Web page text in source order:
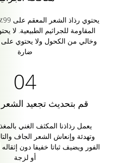
المقاومة للجراثيم الطبيعية. لا
وخالي من الكحول ولا يحتوي على
ضارة
قم بتحديث تجعيد
يعمل رذاذنا المكثف الغني
وتهدئة وإنعاش الشعر الجاف
الفور ويضيف ثباتا خفيفا دون إثقاله
أو لزجة